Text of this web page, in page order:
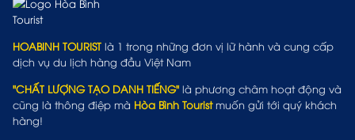
HOABINH TOURIST là 1 trong những đơn vị lữ hành và cung cấp
dịch vụ du lịch hàng đầu Việt Nam
"CHẤT LƯỢNG TẠO DANH TIẾNG" là phương châm hoạt động và
cũng là thông điệp mà Hòa Bình Touristmuốn gửi tới quý khách
hàng!